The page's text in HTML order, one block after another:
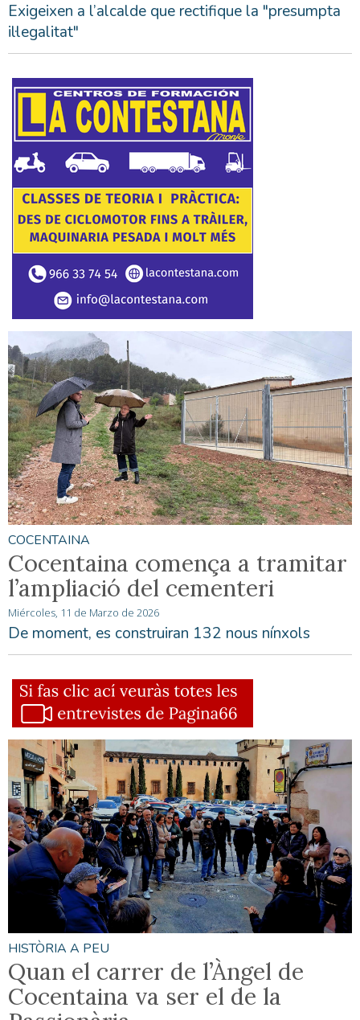
Exigeixen a l’alcalde que rectifique la "presumpta
il·legalitat"
COCENTAINA
Cocentaina comença a tramitar
l’ampliació del cementeri
Miércoles, 11 de Marzo de 2026
De moment, es construiran 132 nous nínxols
HISTÒRIA A PEU
Quan el carrer de l’Àngel de
Cocentaina va ser el de la